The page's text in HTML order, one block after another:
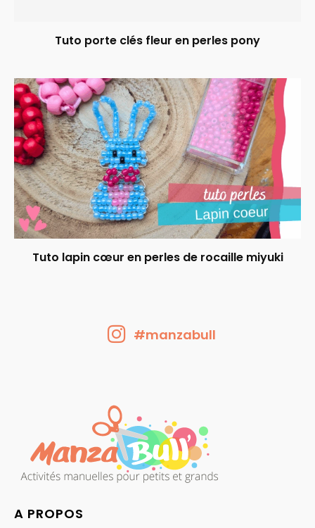
Tuto porte clés fleur en perles pony
Tuto lapin cœur en perles de rocaille miyuki
#manzabull
A PROPOS